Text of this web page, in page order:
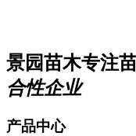
景园苗木专注
合性企业
产品中心